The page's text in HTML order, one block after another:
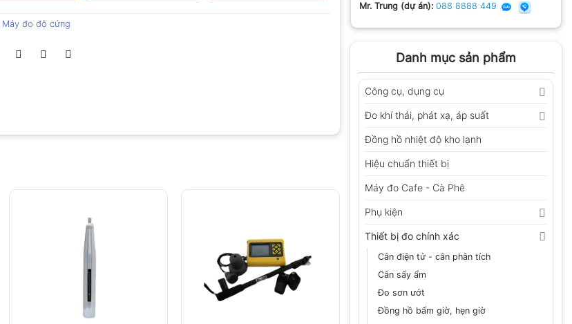
Mr. Trung (dự án): 088 8888 449
Danh mục sản phẩm
Công cụ, dụng cụ
Đo khí thải, phát xạ, áp suất
Đồng hồ nhiệt độ kho lạnh
Hiệu chuẩn thiết bị
Máy đo Cafe - Cà Phê
Phụ kiện
Thiết bị đo chính xác
Cân điện tử - cân phân tích
Cân sấy ẩm
Đo sơn ướt
Đồng hồ bấm giờ, hẹn giờ
Máy đo độ cứng